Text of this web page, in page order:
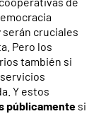
cruciales
Pero los
también si
Y estos
públicamente si